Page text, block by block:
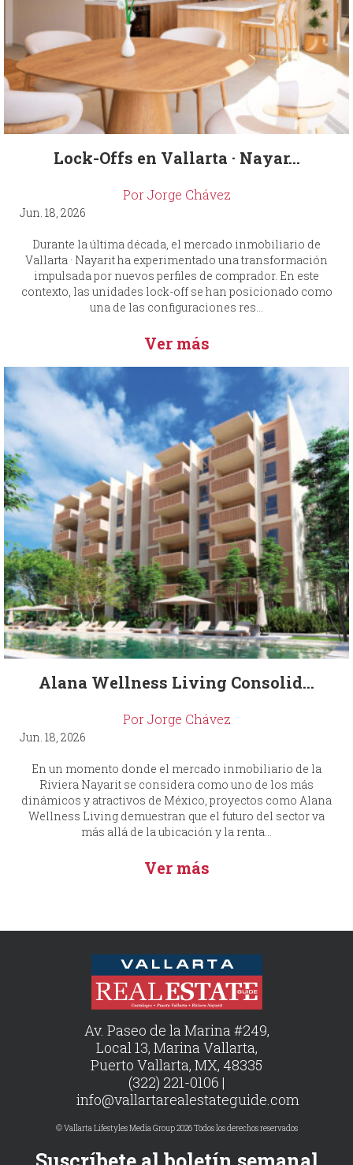
Lock-Offs en Vallarta · Nayar...
Por Jorge Chávez
Jun. 18, 2026
Durante la última década, el mercado inmobiliario de
Vallarta · Nayarit ha experimentado una transformación
impulsada por nuevos perfiles de comprador. En este
contexto, las unidades lock-off se han posicionado como
una de las configuraciones res...
Ver más
Alana Wellness Living Consolid...
Por Jorge Chávez
Jun. 18, 2026
En un momento donde el mercado inmobiliario de la
Riviera Nayarit se considera como uno de los más
dinámicos y atractivos de México, proyectos como Alana
Wellness Living demuestran que el futuro del sector va
más allá de la ubicación y la renta...
Ver más
Av. Paseo de la Marina #249,
Local 13, Marina Vallarta,
Puerto Vallarta, MX, 48335
(322) 221-0106 |
info@vallartarealestateguide.com
© Vallarta Lifestyles Media Group 2026 Todos los derechos reservados